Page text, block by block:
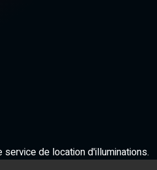
de location d'illuminations.